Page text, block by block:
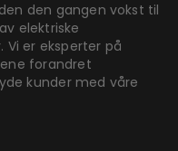
den gangen vokst til
elektriske
Vi er eksperter på
forandret
kunder med våre